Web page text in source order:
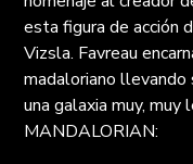
esta figura de acción
Vizsla. Favreau
madaloriano llevando
una galaxia muy,
MANDALORIAN: